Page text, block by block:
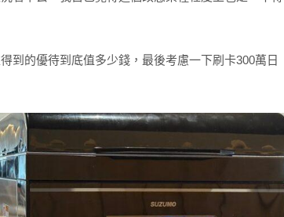
到的優待到底值多少錢，最後考慮一下刷卡300萬日